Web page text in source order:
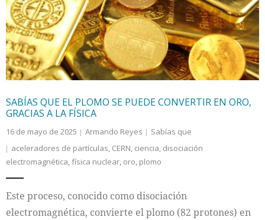
Internacional
Cultura
SABÍAS QUE EL PLOMO SE PUEDE CONVERTIR EN ORO,
GRACIAS A LA FÍSICA
16 de mayo de 2025 Armando Reyes
Sabías que
aceleradores de partículas, CERN, ciencia, disociación
electromagnética,física nuclear, oro, plomo
Este proceso, conocido como disociación
electromagnética, convierte el plomo (82 protones) en